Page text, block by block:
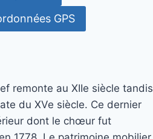
GPS
remonte au XIIe siècle tandis
du XVe siècle. Ce dernier
dont le chœur fut